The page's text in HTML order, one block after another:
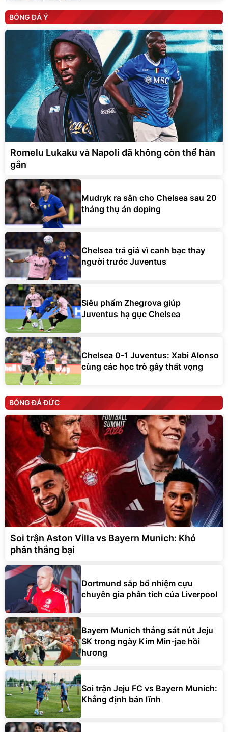
BÓNG ĐÁ Ý
Romelu Lukaku và Napoli đã không còn thể hàn
gắn
Mudryk ra sân cho Chelsea sau 20
tháng thụ án doping
Chelsea trả giá vì canh bạc thay
người trước Juventus
Siêu phẩm Zhegrova giúp
Juventus hạ gục Chelsea
Chelsea 0-1 Juventus: Xabi Alonso
cùng các học trò gây thất vọng
BÓNG ĐÁ ĐỨC
Soi trận Aston Villa vs Bayern Munich: Khó
phân thắng bại
Dortmund sắp bổ nhiệm cựu
chuyên gia phân tích của Liverpool
Bayern Munich thắng sát nút Jeju
SK trong ngày Kim Min-jae hồi
hương
Soi trận Jeju FC vs Bayern Munich:
Khẳng định bản lĩnh